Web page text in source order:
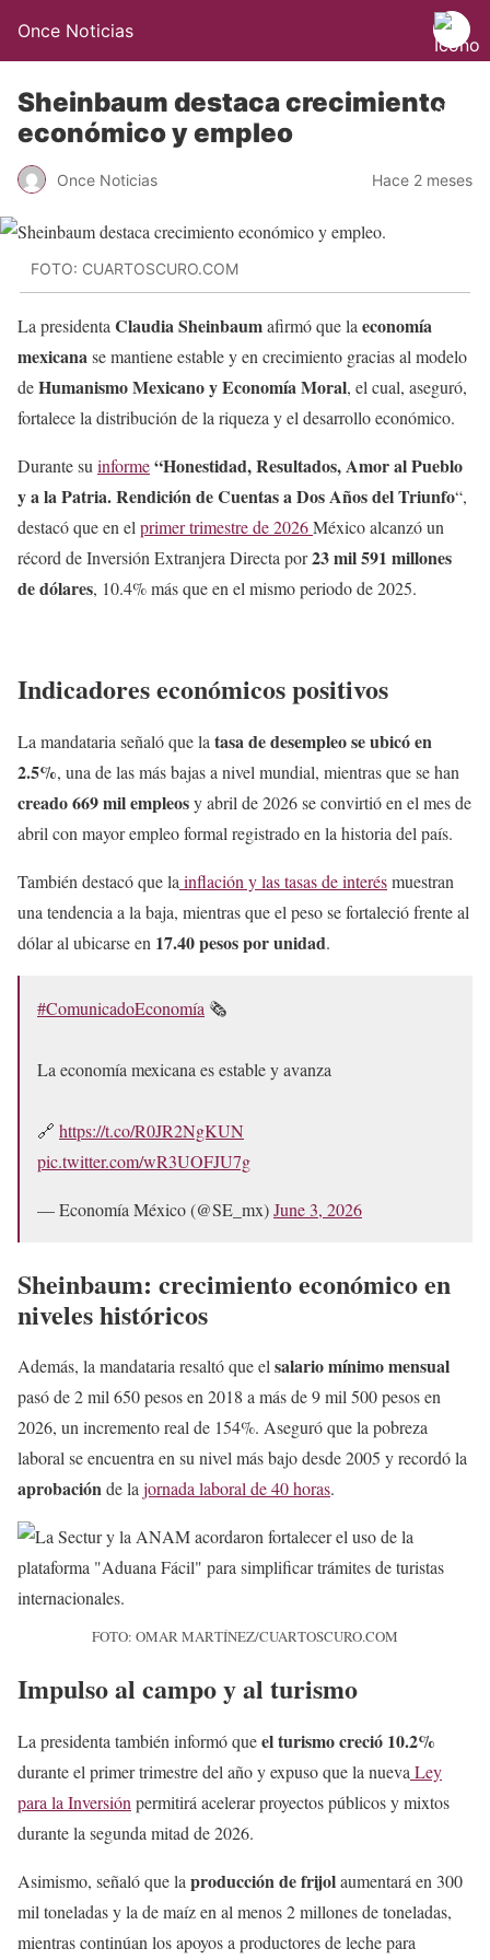
Once Noticias
Sheinbaum destaca crecimiento
económico y empleo
Once Noticias Hace 2 meses
FOTO: CUARTOSCURO.COM
La presidenta Claudia Sheinbaumafirmó que la economía
mexicanase mantiene estable y en crecimiento gracias al modelo
deHumanismo Mexicano y Economía Moral, el cual, aseguró,
fortalece la distribución de la riqueza y el desarrollo económico.
Durante su informe“Honestidad, Resultados, Amor al Pueblo
y a la Patria. Rendición de Cuentas a Dos Años del Triunfo“,
destacó que en el primer trimestre de 2026México alcanzó un
récord de Inversión Extranjera Directa por23 mil 591 millones
de dólares, 10.4% más que en el mismo periodo de 2025.
Indicadores económicos positivos
La mandataria señaló que la tasa de desempleo se ubicó en
2.5%, una de las más bajas a nivel mundial, mientras que se han
creado 669 mil empleosy abril de 2026 se convirtió en el mes de
abril con mayor empleo formal registrado en la historia del país.
También destacó que la inflación y las tasas de interésmuestran
una tendencia a la baja, mientras que el peso se fortaleció frente al
dólar al ubicarse en 17.40 pesos por unidad.
#ComunicadoEconomía 🗞️
La economía mexicana es estable y avanza
🔗 https://t.co/R0JR2NgKUN
pic.twitter.com/wR3UOFJU7g
— Economía México (@SE_mx)June 3, 2026
Sheinbaum: crecimiento económico en
niveles históricos
Además, la mandataria resaltó que elsalario mínimo mensual
pasó de 2 mil 650 pesos en 2018 a más de 9 mil 500 pesos en
2026, un incremento real de 154%. Aseguró que la pobreza
laboral se encuentra en su nivel más bajo desde 2005 y recordó la
aprobaciónde lajornada laboral de 40 horas.
FOTO: OMAR MARTÍNEZ/CUARTOSCURO.COM
Impulso al campo y al turismo
La presidenta también informó queel turismo creció 10.2%
durante el primer trimestre del año y expuso que la nueva Ley
para la Inversión permitirá acelerar proyectos públicos y mixtos
durante la segunda mitad de 2026.
Asimismo, señaló que la producción de frijolaumentará en 300
mil toneladas y la de maíz en al menos 2 millones de toneladas,
mientras continúan los apoyos a productores de leche para